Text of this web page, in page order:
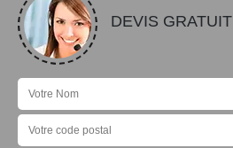
DEVIS GRATUIT